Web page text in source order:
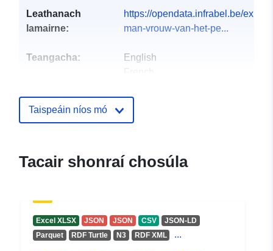
Leathanach
lamairne:
https://opendata.infrabel.be/
man-vrouw-van-het-pe...
Teangacha:
English
French
Foilsitheoir:
Taifead Catalóige: Curtha le data.europa.eu:
Taispeáin níos mó
Tacair shonraí chosúla
Excel XLSX JSON JSON CSV
JSON-LD
Parquet
RDF Turtle N3 RDF XML ...